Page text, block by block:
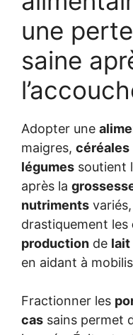
une
saine
Adopter une
maigres, céréales
légumes soutient
après la
nutriments
drastiquement les
production de lait
en aidant à
Fractionner les
cas sains permet